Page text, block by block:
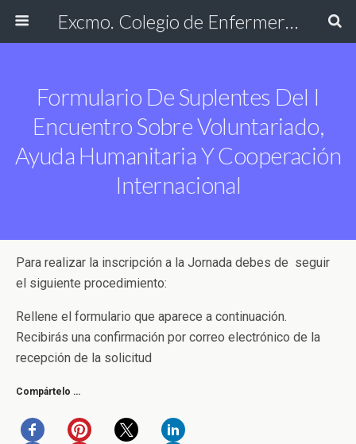
Excmo. Colegio de Enfermería de Cádiz
Formulario De Suplentes Del I
Encuentro Sobre Voluntariado,
Ayuda Humanitaria Y Cooperación
Internacional
Para realizar la inscripción a la Jornada debes de seguir
el siguiente procedimiento:
Rellene el formulario que aparece a continuación.
Recibirás una confirmación por correo electrónico de la
recepción de la solicitud
Compártelo …